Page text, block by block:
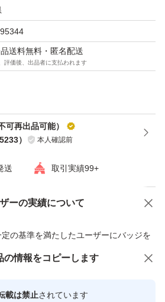
送料無料・匿名配送
評価後、出品者に支払われます
再出品可能）
） 本人確認前
送 取引実績99+
ーの実績について
の基準を満たしたユーザーにバッジを
心・安全なユーザーです
商品への質問
の情報をコピーします
載は禁止されています
にオススメ